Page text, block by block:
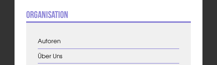
Organisation
Autoren
Über Uns